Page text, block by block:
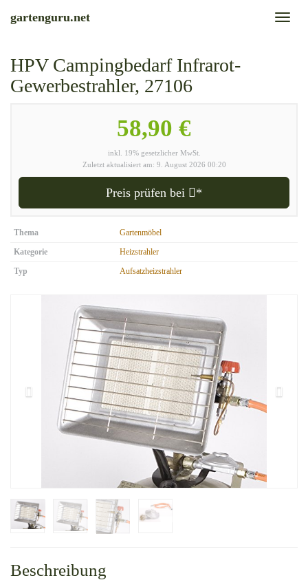
Toggle
gartenguru.net
HPV Campingbedarf Infrarot-
Gewerbestrahler, 27106
58,90 €
inkl. 19% gesetzlicher MwSt.
Zuletzt aktualisiert am: 9. August 2026 00:20
Preis prüfen bei *
Thema
Gartenmöbel
Kategorie
Heizstrahler
Typ
Aufsatzheizstrahler
Beschreibung